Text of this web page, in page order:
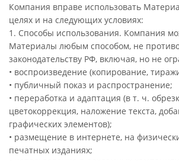
Компания вправе использовать
целях и на следующих условиях:
1. Способы использования. Компания
Материалы любым способом, не
законодательству РФ, включая, но не
• воспроизведение (копирование,
• публичный показ и распространение;
• переработка и адаптация (в т. ч.
цветокоррекция, наложение текста,
графических элементов);
• размещение в интернете, на
печатных изданиях;